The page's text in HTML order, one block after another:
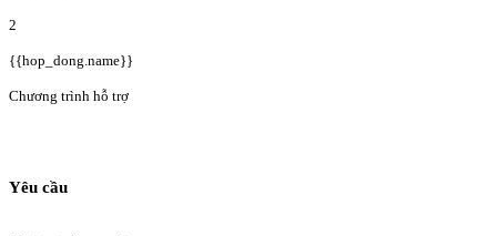
2
{{hop_dong.name}}
Chương trình hỗ trợ
Yêu cầu